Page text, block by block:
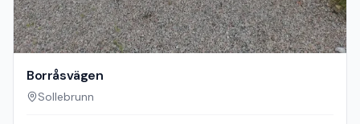
Borråsvägen
Sollebrunn